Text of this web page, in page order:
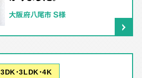
大阪府八尾市 S様
3DK･3LDK･4K